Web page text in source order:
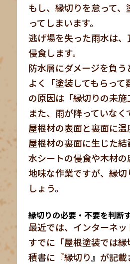
もし、縁切りを怠って
ってしまいます。
逃げ場を失った雨水は
侵食します。
防水層にダメージを負う
よく「塗装してもらっ
の原因は「縁切りの未施
また、雨が降っていなく
屋根材の表面と裏面に温
屋根材の裏面に生じた
水シートの侵食や木材の
地味な作業ですが、縁
しょう。
縁切りの必要・不要を判断
最近では、インターネッ
すでに「屋根塗装では
積書に『縁切り』が記